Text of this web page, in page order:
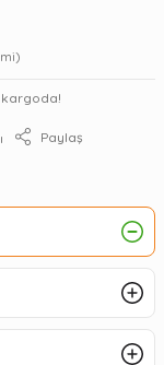
kargoda!
Paylaş